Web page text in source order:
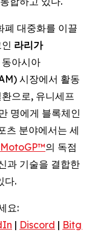
대중화를 이끌
라리가
아시아
시장에서 활동
으로, 유니세프
명에게 블록체인
츠 분야에서는 세
MotoGP™의 독점
과 기술을 결합한
다.
요:
| Discord | Bitget